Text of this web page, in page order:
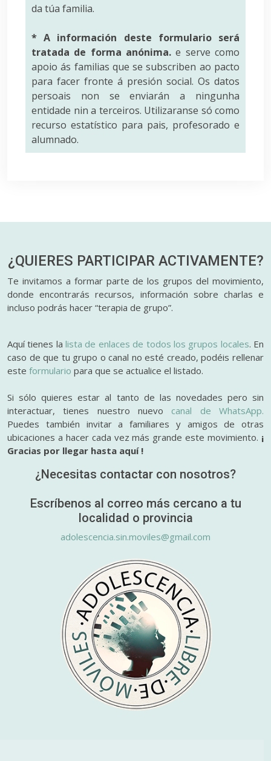
da túa familia.
* A información deste formulario será
tratada de forma anónima. e serve como
apoio ás familias que se subscriben ao pacto
para facer fronte á presión social. Os datos
persoais non se enviarán a ningunha
entidade nin a terceiros. Utilizaranse só como
recurso estatístico para pais, profesorado e
alumnado.
¿QUIERES PARTICIPAR ACTIVAMENTE?
Te invitamos a formar parte de los grupos del movimiento,
donde encontrarás recursos, información sobre charlas e
incluso podrás hacer “terapia de grupo”.
Aquí tienes lalista de enlaces de todos los grupos locales. En
caso de que tu grupo o canal no esté creado, podéis rellenar
este formulario para que se actualice el listado.
Si sólo quieres estar al tanto de las novedades pero sin
interactuar, tienes nuestro nuevo canal de WhatsApp.
Puedes también invitar a familiares y amigos de otras
ubicaciones a hacer cada vez más grande este movimiento. ¡
Gracias por llegar hasta aquí !
¿Necesitas contactar con nosotros?
Escríbenos al correo más cercano a tu
localidad o provincia
adolescencia.sin.moviles@gmail.com